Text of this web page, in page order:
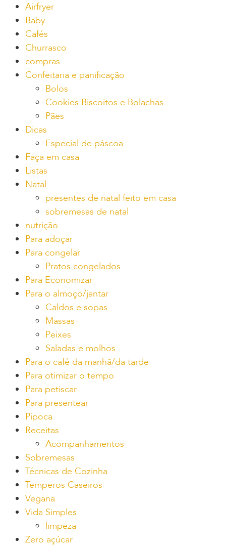
Airfryer
Baby
Cafés
Churrasco
compras
Confeitaria e panificação
Bolos
Cookies Biscoitos e Bolachas
Pães
Dicas
Especial de páscoa
Faça em casa
Listas
Natal
presentes de natal feito em casa
sobremesas de natal
nutrição
Para adoçar
Para congelar
Pratos congelados
Para Economizar
Para o almoço/jantar
Caldos e sopas
Massas
Peixes
Saladas e molhos
Para o café da manhã/da tarde
Para otimizar o tempo
Para petiscar
Para presentear
Pipoca
Receitas
Acompanhamentos
Sobremesas
Técnicas de Cozinha
Temperos Caseiros
Vegana
Vida Simples
limpeza
Zero açúcar